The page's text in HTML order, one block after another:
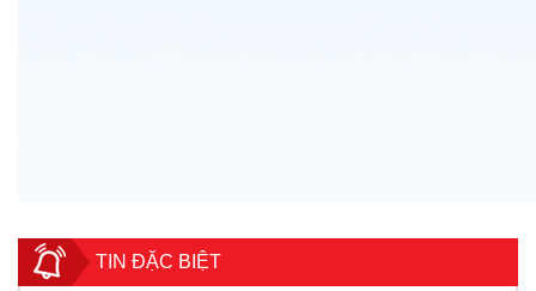
TIN ĐẶC BIỆT